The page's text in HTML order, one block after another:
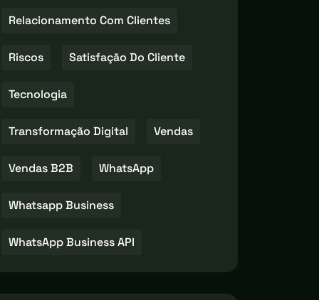
Relacionamento Com Clientes
Riscos Satisfação Do Cliente
Tecnologia
Transformação Digital Vendas
Vendas B2B WhatsApp
Whatsapp Business
WhatsApp Business API